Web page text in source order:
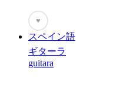
♥
スペイン語
ギターラ
guitara